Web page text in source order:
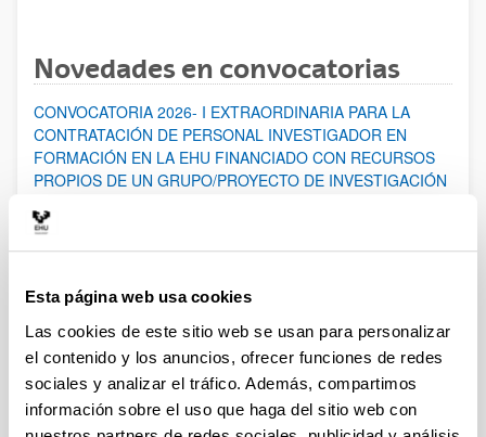
Esta página web usa cookies
Las cookies de este sitio web se usan para personalizar
el contenido y los anuncios, ofrecer funciones de redes
sociales y analizar el tráfico. Además, compartimos
información sobre el uso que haga del sitio web con
Novedades en convocatorias
CONVOCATORIA 2026- I EXTRAORDINARIA PARA LA
CONTRATACIÓN DE PERSONAL INVESTIGADOR EN
FORMACIÓN EN LA EHU FINANCIADO CON RECURSOS
PROPIOS DE UN GRUPO/PROYECTO DE INVESTIGACIÓN
HASTA EL 14/08/2026
Ayudas para financiación de la adquisición y renovación de
infraestructura científica y fondos bibliográficos en la
UPV/EHU 2026
Trámite abierto
25/03/2026: Corrección de errores del listado provisional de
solicitudes admitidas y excluidas. 23/03/2026: Relación